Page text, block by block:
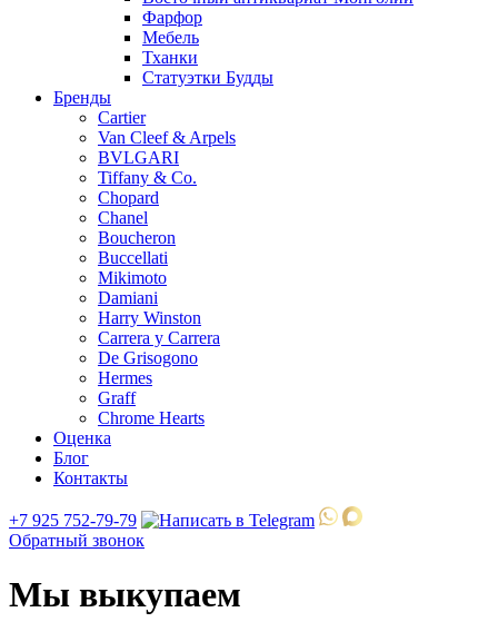
Фарфор
Мебель
Тханки
Статуэтки Будды
Бренды
Cartier
Van Cleef & Arpels
BVLGARI
Tiffany & Co.
Chopard
Chanel
Boucheron
Buccellati
Mikimoto
Damiani
Harry Winston
Carrera y Carrera
De Grisogono
Hermes
Graff
Chrome Hearts
Оценка
Блог
Контакты
+7 925 752-79-79
Обратный звонок
Мы выкупаем